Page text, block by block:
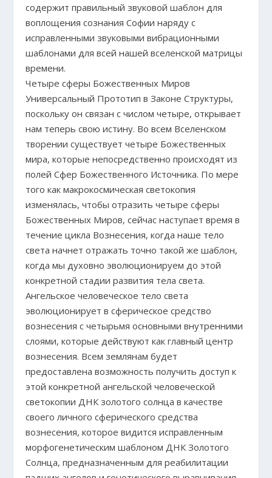
содержит правильный звуковой шаблон для
воплощения сознания Софии наряду с
исправленными звуковыми вибрационными
шаблонами для всей нашей вселенской матрицы
времени.
Четыре сферы Божественных Миров
Универсальный Прототип в Законе Структуры,
поскольку он связан с числом четыре, открывает
нам теперь свою истину. Во всем Вселенском
творении существует четыре Божественных
мира, которые непосредственно происходят из
полей Сфер Божественного Источника. По мере
того как макрокосмическая светокопия
изменялась, чтобы отразить четыре сферы
Божественных Миров, сейчас наступает время в
течение цикла Вознесения, когда наше тело
света начнет отражать точно такой же шаблон,
когда мы духовно эволюционируем до этой
конкретной стадии развития тела света.
Ангельское человеческое тело света
эволюционирует в сферическое средство
вознесения с четырьмя основными внутренними
слоями, которые действуют как главный центр
вознесения. Всем землянам будет
предоставлена возможность получить доступ к
этой конкретной ангельской человеческой
светокопии ДНК золотого солнца в качестве
своего личного сферического средства
вознесения, которое видится исправленным
морфогенетическим шаблоном ДНК Золотого
Солнца, предназначенным для реабилитации